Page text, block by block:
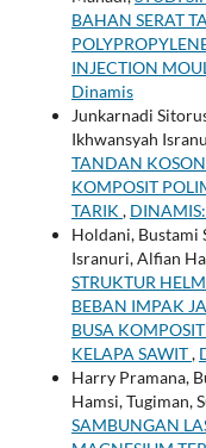
BAHAN SERAT
INJECTION
Dinamis
Junkarnadi
Ikhwansyah
TANDAN
KOMPOSIT
TARIK ,
Holdani, Bustami
Isranuri, Alfian
STRUKTUR
BEBAN IMPAK
BUSA
KELAPA SAWIT,
Harry Pramana,
Hamsi, Tugiman,
SAMBUNGAN